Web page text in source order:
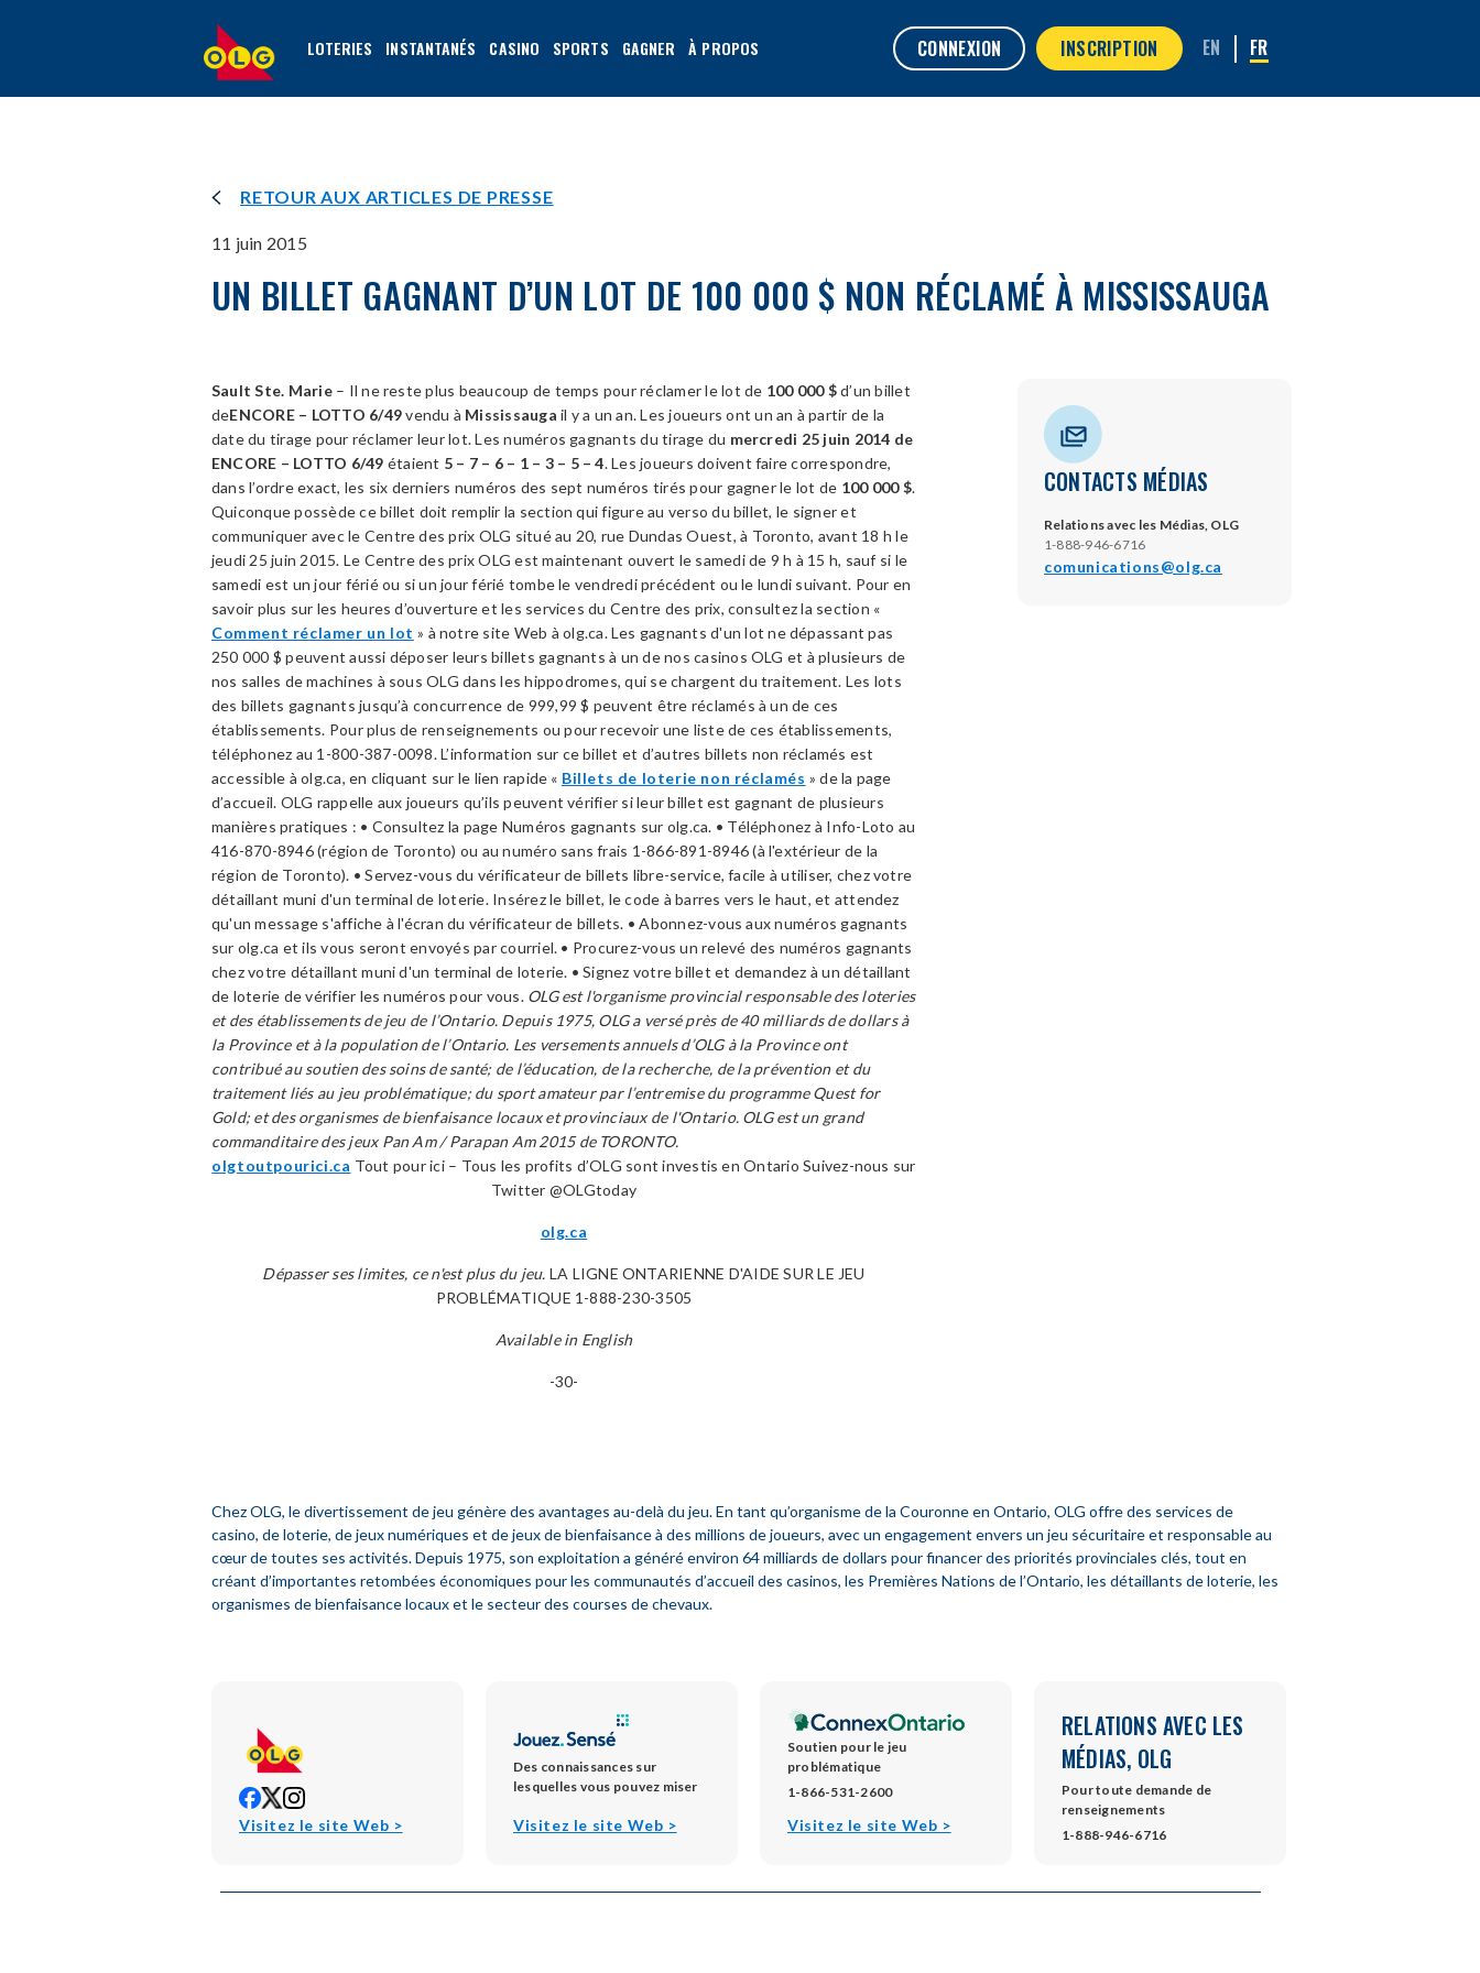
LOTERIES INSTANTANÉS CASINO SPORTS GAGNER À PROPOS CONNEXION INSCRIPTION
RETOUR AUX ARTICLES DE PRESSE
11 juin 2015
UN BILLET GAGNANT D’UN LOT DE 100 000 $ NON RÉCLAMÉ À MISSISSAUGA
Sault Ste. Marie– Il ne reste plus beaucoup de temps pour réclamer le lot de 100 000 $d’un billet
deENCORE – LOTTO 6/49vendu à Mississauga il y a un an. Les joueurs ont un an à partir de la
date du tirage pour réclamer leur lot. Les numéros gagnants du tirage du mercredi 25 juin 2014 de
ENCORE – LOTTO 6/49 étaient 5 – 7 – 6 – 1 – 3 – 5 – 4. Les joueurs doivent faire correspondre,
dans l’ordre exact, les six derniers numéros des sept numéros tirés pour gagner le lot de 100 000 $.
Quiconque possède ce billet doit remplir la section qui figure au verso du billet, le signer et
communiquer avec le Centre des prix OLG situé au 20, rue Dundas Ouest, à Toronto, avant 18 h le
jeudi 25 juin 2015. Le Centre des prix OLG est maintenant ouvert le samedi de 9 h à 15 h, sauf si le
samedi est un jour férié ou si un jour férié tombe le vendredi précédent ou le lundi suivant. Pour en
savoir plus sur les heures d’ouverture et les services du Centre des prix, consultez la section «
Comment réclamer un lot » à notre site Web à olg.ca. Les gagnants d'un lot ne dépassant pas
250 000 $ peuvent aussi déposer leurs billets gagnants à un de nos casinos OLG et à plusieurs de
nos salles de machines à sous OLG dans les hippodromes, qui se chargent du traitement. Les lots
des billets gagnants jusqu’à concurrence de 999,99 $ peuvent être réclamés à un de ces
établissements. Pour plus de renseignements ou pour recevoir une liste de ces établissements,
téléphonez au 1-800-387-0098. L’information sur ce billet et d’autres billets non réclamés est
accessible à olg.ca, en cliquant sur le lien rapide « Billets de loterie non réclamés » de la page
d’accueil. OLG rappelle aux joueurs qu’ils peuvent vérifier si leur billet est gagnant de plusieurs
manières pratiques : • Consultez la page Numéros gagnants sur olg.ca. • Téléphonez à Info-Loto au
416-870-8946 (région de Toronto) ou au numéro sans frais 1-866-891-8946 (à l'extérieur de la
région de Toronto). • Servez-vous du vérificateur de billets libre-service, facile à utiliser, chez votre
détaillant muni d'un terminal de loterie. Insérez le billet, le code à barres vers le haut, et attendez
qu'un message s'affiche à l'écran du vérificateur de billets. • Abonnez-vous aux numéros gagnants
sur olg.ca et ils vous seront envoyés par courriel. • Procurez-vous un relevé des numéros gagnants
chez votre détaillant muni d'un terminal de loterie. • Signez votre billet et demandez à un détaillant
de loterie de vérifier les numéros pour vous. OLG est l'organisme provincial responsable des loteries
et des établissements de jeu de l’Ontario. Depuis 1975, OLG a versé près de 40 milliards de dollars à
la Province et à la population de l’Ontario. Les versements annuels d’OLG à la Province ont
contribué au soutien des soins de santé; de l’éducation, de la recherche, de la prévention et du
traitement liés au jeu problématique; du sport amateur par l’entremise du programme Quest for
Gold; et des organismes de bienfaisance locaux et provinciaux de l'Ontario. OLG est un grand
commanditaire des jeux Pan Am / Parapan Am 2015 de TORONTO.
olgtoutpourici.ca Tout pour ici – Tous les profits d’OLG sont investis en Ontario Suivez-nous sur
Twitter @OLGtoday
olg.ca
Dépasser ses limites, ce n'est plus du jeu. LA LIGNE ONTARIENNE D'AIDE SUR LE JEU
PROBLÉMATIQUE 1-888-230-3505
Available in English
-30-
CONTACTS MÉDIAS
Relations avec les Médias, OLG
1-888-946-6716
comunications@olg.ca
Chez OLG, le divertissement de jeu génère des avantages au-delà du jeu. En tant qu’organisme de la Couronne en Ontario, OLG offre des services de
casino, de loterie, de jeux numériques et de jeux de bienfaisance à des millions de joueurs, avec un engagement envers un jeu sécuritaire et responsable au
cœur de toutes ses activités. Depuis 1975, son exploitation a généré environ 64 milliards de dollars pour financer des priorités provinciales clés, tout en
créant d’importantes retombées économiques pour les communautés d’accueil des casinos, les Premières Nations de l’Ontario, les détaillants de loterie, les
organismes de bienfaisance locaux et le secteur des courses de chevaux.
opens
in
opens
in
opens
in
Visitez le site Web >opens
window
Des connaissances sur
lesquelles vous pouvez miser
Visitez le site Web >opens
window
Soutien pour le jeu
problématique
1-866-531-2600
Visitez le site Web >opens
window
RELATIONS AVEC LES
MÉDIAS, OLG
Pour toute demande de
renseignements
1-888-946-6716